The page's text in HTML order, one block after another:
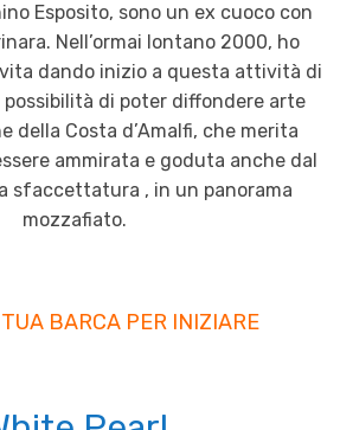
Esposito, sono un ex cuoco con
Nell’ormai lontano 2000, ho
dando inizio a questa attività di
possibilità di poter diffondere arte
della Costa d’Amalfi, che merita
ammirata e goduta anche dal
sfaccettatura , in un panorama
mozzafiato.
BARCA PER INIZIARE